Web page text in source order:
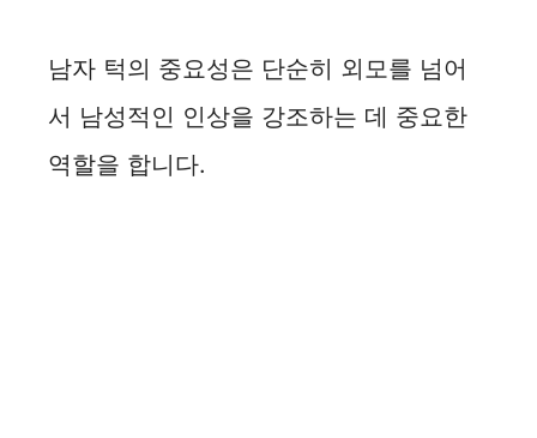
남자 턱의 중요성은 단순히 외모를 넘어
서 남성적인 인상을 강조하는 데 중요한
역할을 합니다.